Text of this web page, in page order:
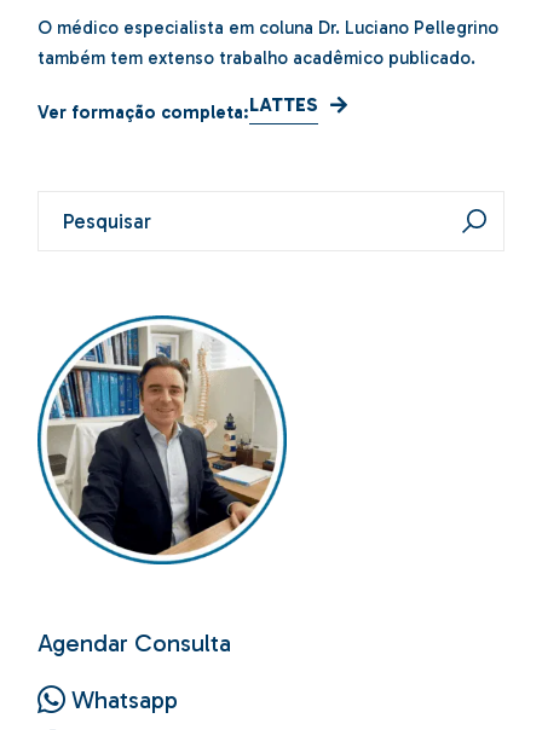
O médico especialista em coluna Dr. Luciano Pellegrino
também tem extenso trabalho acadêmico publicado.
Ver formação completa:LATTES
Agendar Consulta
Whatsapp